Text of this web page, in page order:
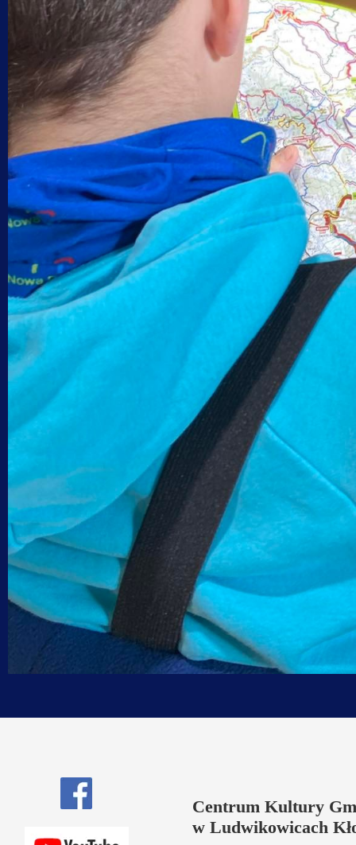
Centrum Kultury
w Ludwikowicach